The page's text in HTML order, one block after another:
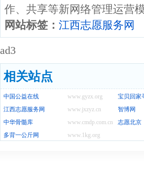
作、共享等新网络管理运营模
网站标签： 江西志愿服务网
ad3
相关站点
www.gyzx.org
中国公益在线
宝贝回家
www.jxzyz.cn
江西志愿服务网
智博网
www.cmdp.com.cn
中华骨髓库
志愿北京
www.1kg.org
多背一公斤网